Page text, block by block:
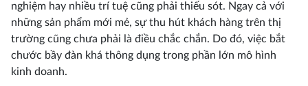
nghiệm hay nhiều trí tuệ cũng phải thiếu sót. Ngay cả với
những sản phẩm mới mẻ, sự thu hút khách hàng trên thị
trường cũng chưa phải là điều chắc chắn. Do đó, việc bắt
chước bầy đàn khá thông dụng trong phần lớn mô hình
kinh doanh.